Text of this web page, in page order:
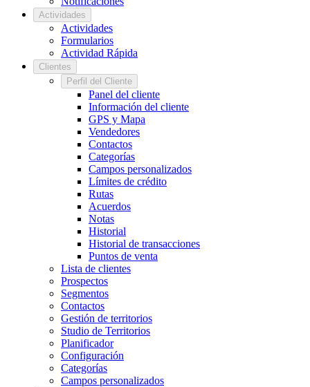
Actividades
Actividades
Formularios
Actividad Rápida
Clientes
Perfil del Cliente
Panel del cliente
Información del cliente
GPS y Mapa
Vendedores
Contactos
Categorías
Campos personalizados
Límites de crédito
Rutas
Acuerdos
Notas
Historial
Historial de transacciones
Puntos de venta
Lista de clientes
Prospectos
Segmentos
Contactos
Gestión de territorios
Studio de Territorios
Planificador
Configuración
Categorías
Campos personalizados